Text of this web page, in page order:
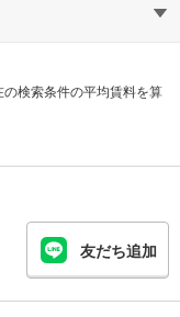
検索条件の平均賃料を算
友だち追加